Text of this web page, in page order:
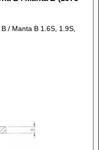
/ Manta B 1.6S, 1.9S,